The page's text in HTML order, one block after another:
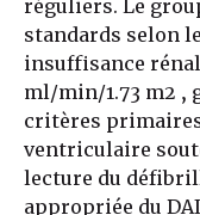
réguliers. Le
standards selon
insuffisance
ml/min/1.73 m2 ,
critères
ventriculaire
lecture du
appropriée du